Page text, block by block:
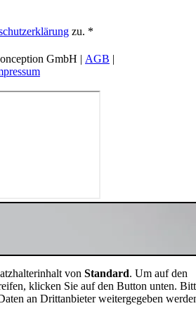
zu. *
GmbH | AGB
von Standard. Um auf den
klicken Sie auf den Button unten.
an Drittanbieter weitergegeben